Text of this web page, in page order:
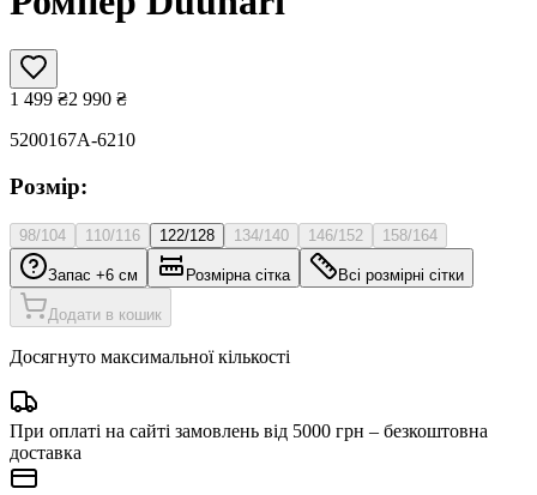
1 499 ₴2 990 ₴
5200167A-6210
Розмір:
98/104 110/116 122/128 134/140 146/152 158/164
Запас +6 см Розмірна сітка Всі розмірні сітки
Додати в кошик
Досягнуто максимальної кількості
При оплаті на сайті замовлень від 5000 грн – безкоштовна
доставка